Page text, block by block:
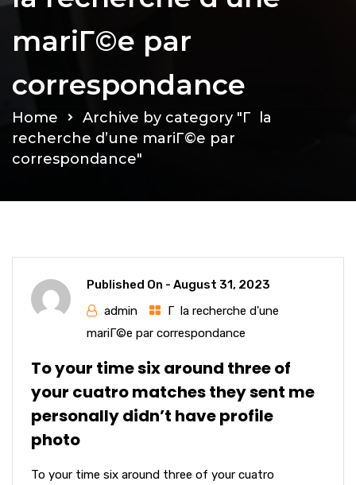
mariГ©e par
correspondance
Home
Archive by category "Г la
recherche d’une mariГ©e par
correspondance"
Published On - August 31, 2023
admin
Г la recherche d'une
mariГ©e par correspondance
To your time six around three of
your cuatro matches they sent me
personally didn’t have profile
photo
To your time six around three of your cuatro